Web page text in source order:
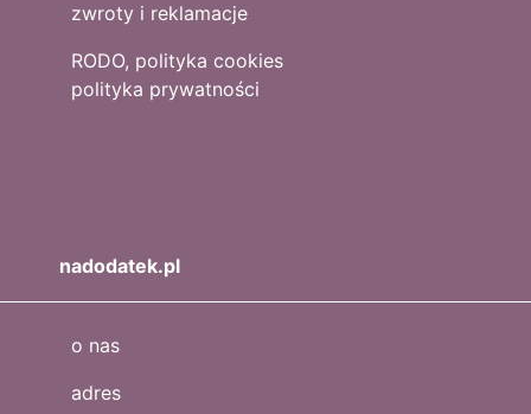
zwroty i reklamacje
RODO, polityka cookies
polityka prywatności
nadodatek.pl
o nas
adres